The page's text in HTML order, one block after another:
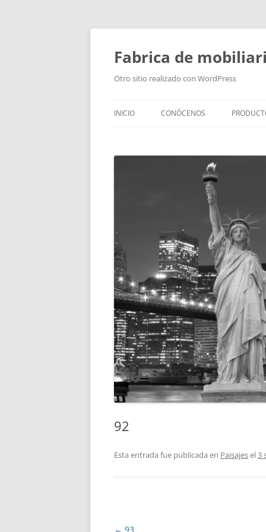
Fabrica de
Otro sitio realizado con WordPress
INICIO CONÓCENOS
BAÑOS
92
Esta entrada fue publicada en Paisajesel3
Navegación
← 93